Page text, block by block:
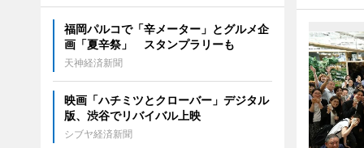
福岡パルコで「辛メーター」とグルメ企
画「夏辛祭」 スタンプラリーも
天神経済新聞
映画「ハチミツとクローバー」デジタル
版、渋谷でリバイバル上映
シブヤ経済新聞